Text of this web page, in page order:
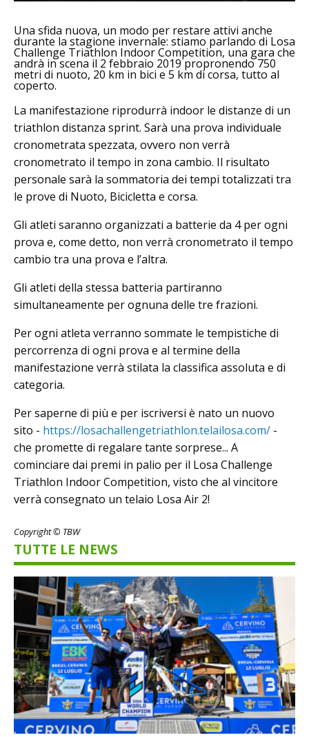
Una sfida nuova, un modo per restare attivi anche
durante la stagione invernale: stiamo parlando di Losa
Challenge Triathlon Indoor Competition, una gara che
andrà in scena il 2 febbraio 2019 propronendo 750
metri di nuoto, 20 km in bici e 5 km di corsa, tutto al
coperto.
La manifestazione riprodurrà indoor le distanze di un
triathlon distanza sprint. Sarà una prova individuale
cronometrata spezzata, ovvero non verrà
cronometrato il tempo in zona cambio. Il risultato
personale sarà la sommatoria dei tempi totalizzati tra
le prove di Nuoto, Bicicletta e corsa.
Gli atleti saranno organizzati a batterie da 4 per ogni
prova e, come detto, non verrà cronometrato il tempo
cambio tra una prova e l’altra.
Gli atleti della stessa batteria partiranno
simultaneamente per ognuna delle tre frazioni.
Per ogni atleta verranno sommate le tempistiche di
percorrenza di ogni prova e al termine della
manifestazione verrà stilata la classifica assoluta e di
categoria.
Per saperne di più e per iscriversi è nato un nuovo
sito - https://losachallengetriathlon.telailosa.com/ -
che promette di regalare tante sorprese... A
cominciare dai premi in palio per il Losa Challenge
Triathlon Indoor Competition, visto che al vincitore
verrà consegnato un telaio Losa Air 2!
Copyright © TBW
TUTTE LE NEWS